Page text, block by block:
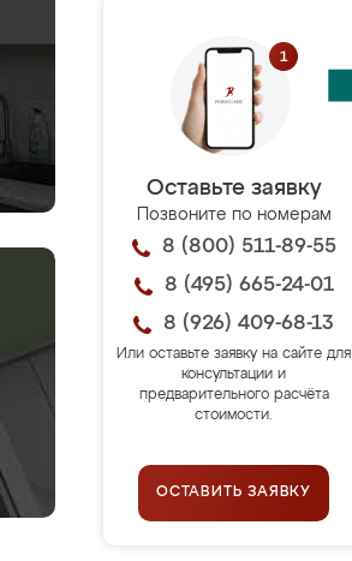
Оставьте заявку
Позвоните по номерам
8 (800) 511-89-55
8 (495) 665-24-01
8 (926) 409-68-13
Или оставьте заявку на сайте для
консультации и
предварительного расчёта
стоимости.
ОСТАВИТЬ ЗАЯВКУ